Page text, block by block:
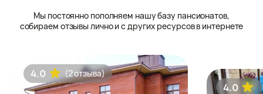
Мы постоянно пополняем нашу базу пансионатов,
собираем отзывы лично и с других ресурсов в интернете
4.0 (2 отзыва)
4.0